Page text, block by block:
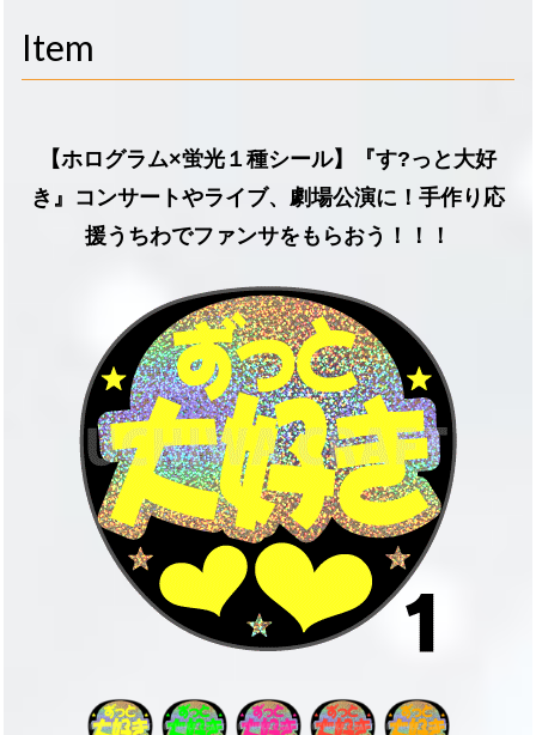
Item
【ホログラム×蛍光１種シール】『す?っと大好
き』コンサートやライブ、劇場公演に！手作り応
援うちわでファンサをもらおう！！！